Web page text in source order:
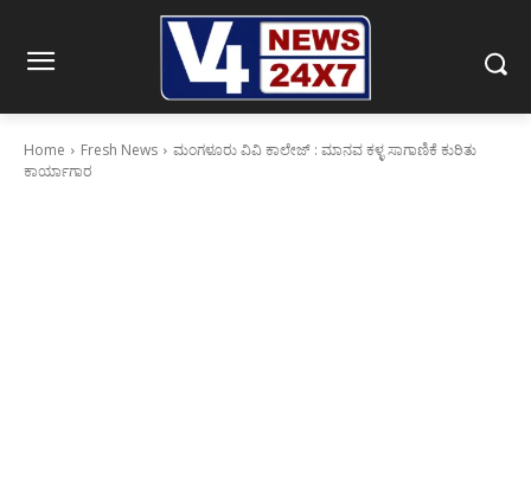
Home Fresh News
ಮಂಗಳೂರು ವಿವಿ ಕಾಲೇಜ್ : ಮಾನವ ಕಳ್ಳ ಸಾಗಾಣಿಕೆ ಕುರಿತು
ಕಾರ್ಯಾಗಾರ